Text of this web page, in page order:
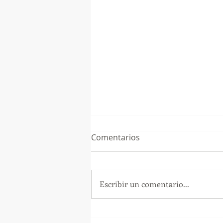
Comentarios
Escribir un comentario...